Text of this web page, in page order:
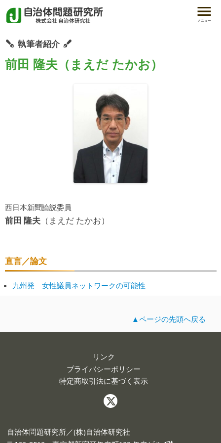
メニュー
執筆者紹介
前田 隆夫（まえだ たかお）
西日本新聞論説委員
前田 隆夫（まえだ たかお）
直言／論文
九州発 女性議員ネットワークの可能性
▲ページの先頭へ戻る
リンク
プライバシーポリシー
特定商取引法に基づく表示
自治体問題研究所／(株)自治体研究社